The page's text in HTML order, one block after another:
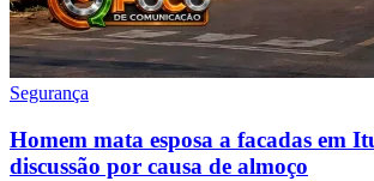
Segurança
Homem mata esposa a facadas em
discussão por causa de almoço